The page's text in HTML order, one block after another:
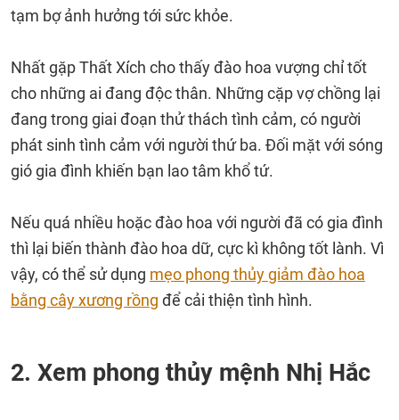
tạm bợ ảnh hưởng tới sức khỏe.
Nhất gặp Thất Xích cho thấy đào hoa vượng chỉ tốt
cho những ai đang độc thân. Những cặp vợ chồng lại
đang trong giai đoạn thử thách tình cảm, có người
phát sinh tình cảm với người thứ ba. Đối mặt với sóng
gió gia đình khiến bạn lao tâm khổ tứ.
Nếu quá nhiều hoặc đào hoa với người đã có gia đình
thì lại biến thành đào hoa dữ, cực kì không tốt lành. Vì
vậy, có thể sử dụng mẹo phong thủy giảm đào hoa
bằng cây xương rồng để cải thiện tình hình.
2. Xem phong thủy mệnh Nhị Hắc